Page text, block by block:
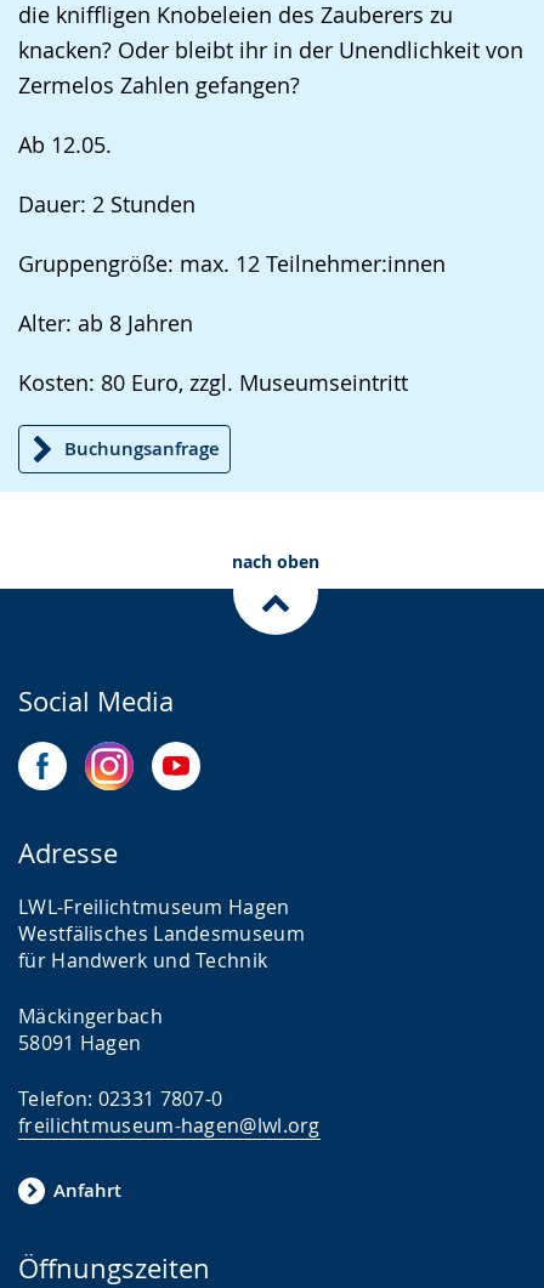
die kniffligen Knobeleien des Zauberers zu
knacken? Oder bleibt ihr in der Unendlichkeit von
Zermelos Zahlen gefangen?
Ab 12.05.
Dauer: 2 Stunden
Gruppengröße: max. 12 Teilnehmer:innen
Alter: ab 8 Jahren
Kosten: 80 Euro, zzgl. Museumseintritt
Buchungsanfrage
nach oben
Social Media
Adresse
LWL-Freilichtmuseum Hagen
Westfälisches Landesmuseum
für Handwerk und Technik
Mäckingerbach
58091 Hagen
Telefon: 02331 7807-0
freilichtmuseum-hagen@lwl.org
Anfahrt
Öffnungszeiten